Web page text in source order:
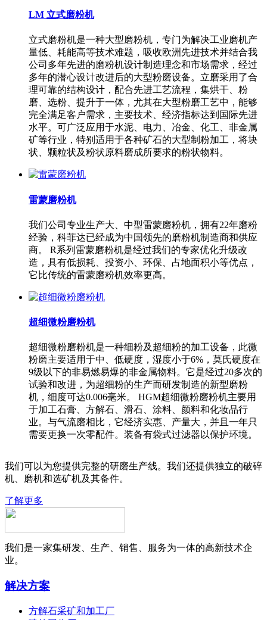
LM 立式磨粉机
立式磨粉机是一种大型磨粉机，专门为解决工业磨机产
量低、耗能高等技术难题，吸收欧洲先进技术并结合我
公司多年先进的磨粉机设计制造理念和市场需求，经过
多年的潜心设计改进后的大型粉磨设备。立磨采用了合
理可靠的结构设计，配合先进工艺流程，集烘干、粉
磨、选粉、提升于一体，尤其在大型粉磨工艺中，能够
完全满足客户需求，主要技术、经济指标达到国际先进
水平。可广泛应用于水泥、电力、冶金、化工、非金属
矿等行业，特别适用于各种矿石的大型制粉加工，将块
状、颗粒状及粉状原料磨成所要求的粉状物料。
雷蒙磨粉机
我们公司专业生产大、中型雷蒙磨粉机，拥有22年磨粉
经验，科菲达已经成为中国领先的磨粉机制造商和供应
商。 R系列雷蒙磨粉机是经过我们的专家优化升级改
造，具有低损耗、投资小、环保、占地面积小等优点，
它比传统的雷蒙磨粉机效率更高。
超细微粉磨粉机
超细微粉磨粉机是一种细粉及超细粉的加工设备，此微
粉磨主要适用于中、低硬度，湿度小于6%，莫氏硬度在
9级以下的非易燃易爆的非金属物料。它是经过20多次的
试验和改进，为超细粉的生产而研发制造的新型磨粉
机，细度可达0.006毫米。 HGM超细微粉磨粉机主要用
于加工石膏、方解石、滑石、涂料、颜料和化妆品行
业。与气流磨相比，它经济实惠、产量大，并且一年只
需要更换一次零配件。装备有袋式过滤器以保护环境。
我们可以为您提供完整的研磨生产线。我们还提供独立的破碎
机、磨机和选矿机及其备件。
了解更多
我们是一家集研发、生产、销售、服务为一体的高新技术企
业。
解决方案
方解石采矿和加工厂